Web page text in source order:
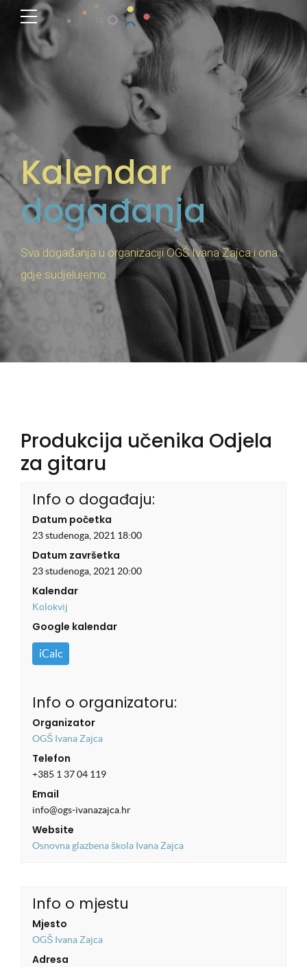
Kalendar
događanja
Sva događanja u organizaciji OGŠ Ivana Zajca i ona
gdje sudjelujemo.
Produkcija učenika Odjela
za gitaru
Info o događaju:
Datum početka
23 studenoga, 2021 18:00
Datum završetka
23 studenoga, 2021 20:00
Kalendar
Kolokvij
Google kalendar
iCalc
Info o organizatoru:
Organizator
OGŠ Ivana Zajca
Telefon
+385 1 37 04 119
Email
info@ogs-ivanazajca.hr
Website
Osnovna glazbena škola Ivana Zajca
Info o mjestu
Mjesto
OGŠ Ivana Zajca
Adresa